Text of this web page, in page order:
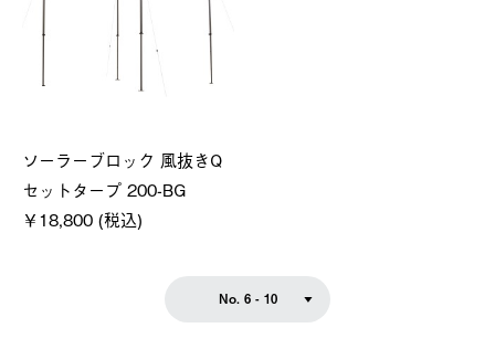
ソーラーブロック 風抜きQ
セットタープ 200-BG
￥18,800 (税込)
No. 6 - 10